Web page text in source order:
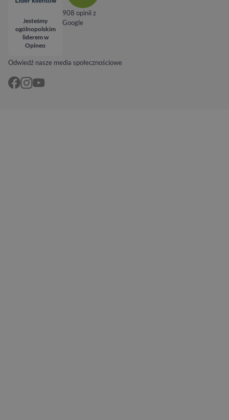
Odwiedź nasze media społecznościowe
Jesteśmy
ogólnopolskim
liderem w
Opineo
908 opinii z
Google